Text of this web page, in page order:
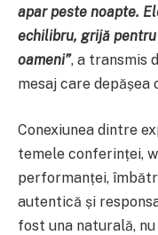
apar peste noapte.
echilibru, grijă
oameni”, a transmis
mesaj care
Conexiunea dintre
temele conferinței,
performanței,
autentică și
fost una naturală,